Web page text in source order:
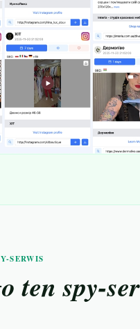
SERWIS
ten spy-